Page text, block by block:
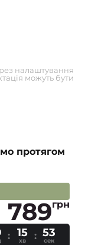
налаштування
можуть бути
протягом
789грн
15
хв
52
сек